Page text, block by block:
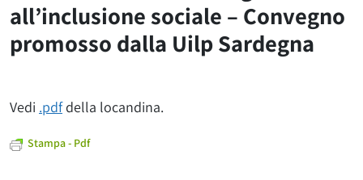
all’inclusione sociale – Convegno
promosso dalla Uilp Sardegna
Vedi .pdfdella locandina.
Stampa - Pdf